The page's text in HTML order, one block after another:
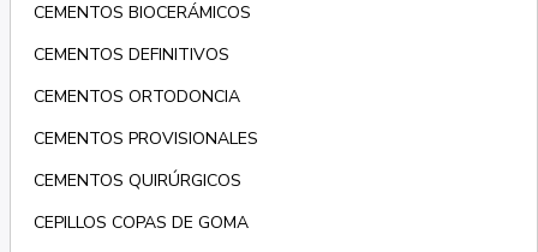
CEMENTOS BIOCERÁMICOS
CEMENTOS DEFINITIVOS
CEMENTOS ORTODONCIA
CEMENTOS PROVISIONALES
CEMENTOS QUIRÚRGICOS
CEPILLOS COPAS DE GOMA